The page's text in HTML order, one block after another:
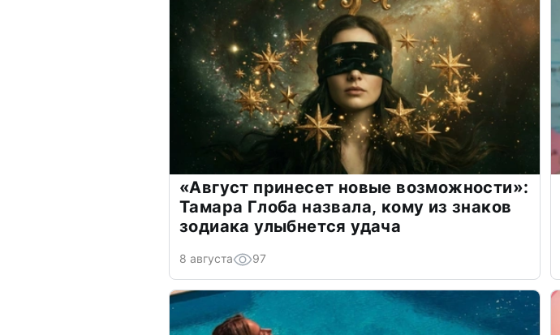
«Август принесет новые возможности»:
Тамара Глоба назвала, кому из знаков
зодиака улыбнется удача
8 августа 97